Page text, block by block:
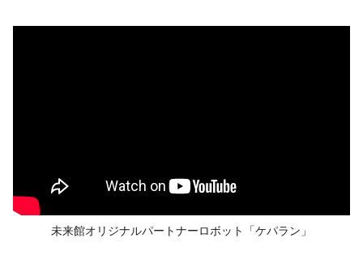
未来館オリジナルパートナーロボット 「ケパラン」